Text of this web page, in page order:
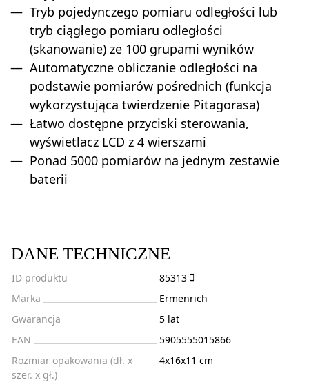
Tryb pojedynczego pomiaru odległości lub
tryb ciągłego pomiaru odległości
(skanowanie) ze 100 grupami wyników
Automatyczne obliczanie odległości na
podstawie pomiarów pośrednich (funkcja
wykorzystująca twierdzenie Pitagorasa)
Łatwo dostępne przyciski sterowania,
wyświetlacz LCD z 4 wierszami
Ponad 5000 pomiarów na jednym zestawie
baterii
DANE TECHNICZNE
ID produktu
85313
Marka
Ermenrich
Gwarancja
5 lat
EAN
5905555015866
Rozmiar opakowania (dł. x
szer. x gł.)
4x16x11 cm